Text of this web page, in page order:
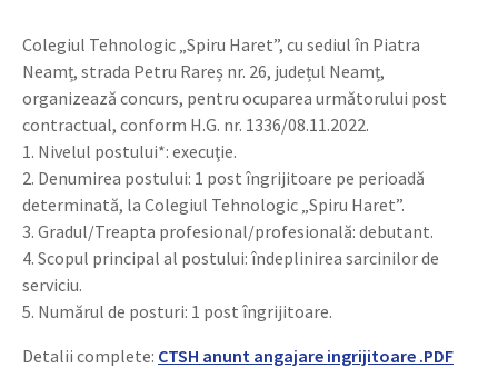
Colegiul Tehnologic „Spiru Haret”, cu sediul în Piatra
Neamț, strada Petru Rareș nr. 26, județul Neamț,
organizează concurs, pentru ocuparea următorului post
contractual, conform H.G. nr. 1336/08.11.2022.
1. Nivelul postului*: execuţie.
2. Denumirea postului: 1 post îngrijitoare pe perioadă
determinată, la Colegiul Tehnologic „Spiru Haret”.
3. Gradul/Treapta profesional/profesională: debutant.
4. Scopul principal al postului: îndeplinirea sarcinilor de
serviciu.
5. Numărul de posturi: 1 post îngrijitoare.
Detalii complete: CTSH anunt angajare ingrijitoare .PDF